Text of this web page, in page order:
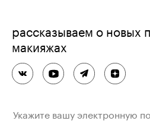
рассказываем о новых
макияжах